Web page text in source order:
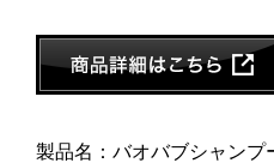
製品名：バオバブシャンプ